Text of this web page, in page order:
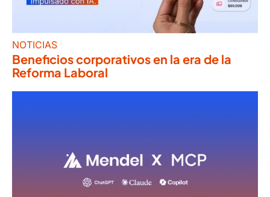
NOTICIAS
Beneficios corporativos en la era de la
Reforma Laboral